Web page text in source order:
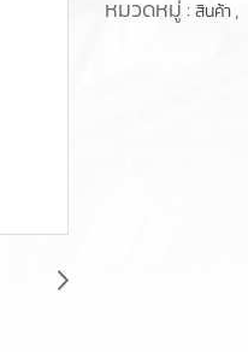
หมวดหมู่ :สินค้า,